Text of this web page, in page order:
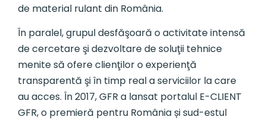
de material rulant din România.
În paralel, grupul desfăşoară o activitate intensă
de cercetare şi dezvoltare de soluţii tehnice
menite să ofere clienţilor o experienţă
transparentă şi în timp real a serviciilor la care
au acces. În 2017, GFR a lansat portalul E-CLIENT
GFR, o premieră pentru România și sud-estul